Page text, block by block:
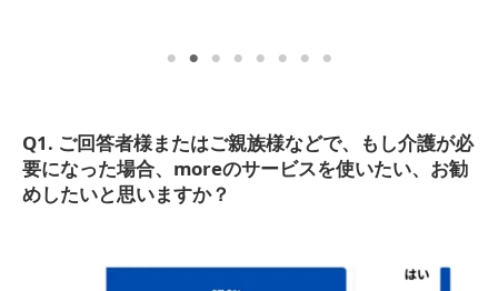
Q1. ご回答者様またはご親族様などで、もし介護が必
要になった場合、moreのサービスを使いたい、お勧
めしたいと思いますか？